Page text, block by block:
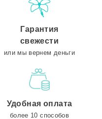
Гарантия
свежести
или мы вернем деньги
Удобная оплата
более 10 способов